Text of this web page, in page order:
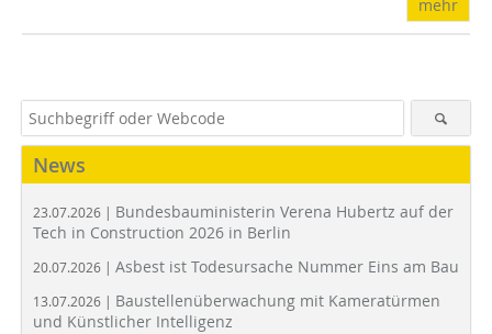
mehr
News
23.07.2026 | Bundesbauministerin Verena Hubertz auf der
Tech in Construction 2026 in Berlin
20.07.2026 | Asbest ist Todesursache Nummer Eins am Bau
13.07.2026 | Baustellenüberwachung mit Kameratürmen
und Künstlicher Intelligenz